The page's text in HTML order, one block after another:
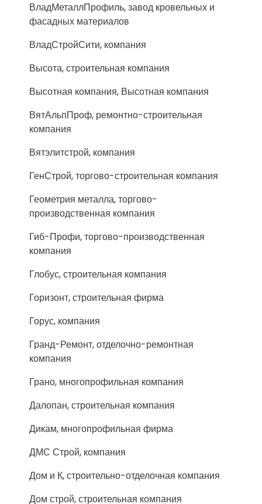
ВладМеталлПрофиль, завод кровельных и
фасадных материалов
ВладСтройСити, компания
Высота, строительная компания
Высотная компания, Высотная компания
ВятАльпПроф, ремонтно-строительная
компания
Вятэлитстрой, компания
ГенСтрой, торгово-строительная компания
Геометрия металла, торгово-
производственная компания
Гиб-Профи, торгово-производственная
компания
Глобус, строительная компания
Горизонт, строительная фирма
Горус, компания
Гранд-Ремонт, отделочно-ремонтная
компания
Грано, многопрофильная компания
Далопан, строительная компания
Дикам, многопрофильная фирма
ДМС Строй, компания
Дом и К, строительно-отделочная компания
Дом строй, строительная компания